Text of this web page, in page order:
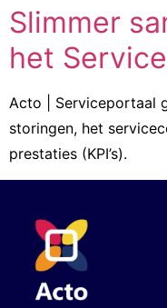
Slimmer
het
Acto | Serviceportaal
storingen, het
prestaties (KPI’s).